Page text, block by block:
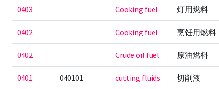
0403 Cooking fuel 灯用燃料
0402 Cooking fuel 烹饪用燃料
0402 Crude oil fuel 原油燃料
0401 040101 cutting fluids 切削液